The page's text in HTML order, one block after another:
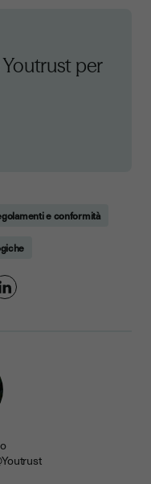
per
e conformità